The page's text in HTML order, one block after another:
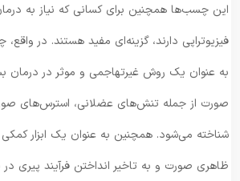
این چسب‌ها همچنین برای کسانی که نیاز به
فیزیوتراپی دارند، گزینه‌ای مفید هستند. در
به عنوان یک روش غیرتهاجمی و موثر در درمان
صورت از جمله تنش‌های عضلانی، استرس‌های
شناخته می‌شود. همچنین به عنوان یک ابزار
ظاهری صورت و به تاخیر انداختن فرآیند پیری